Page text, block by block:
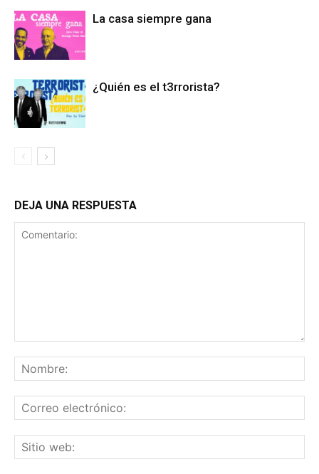
La casa siempre gana
¿Quién es el t3rrorista?
DEJA UNA RESPUESTA